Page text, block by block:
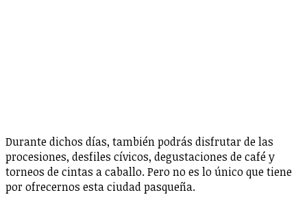
Durante dichos días, también podrás disfrutar de las
procesiones, desfiles cívicos, degustaciones de café y
torneos de cintas a caballo. Pero no es lo único que tiene
por ofrecernos esta ciudad pasqueña.